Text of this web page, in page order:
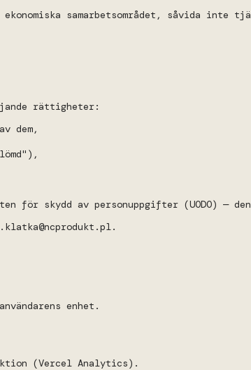
samarbetsområdet, såvida inte
rättigheter:
dem,
skydd av personuppgifter (UODO) — den
enhet.
(Vercel Analytics).